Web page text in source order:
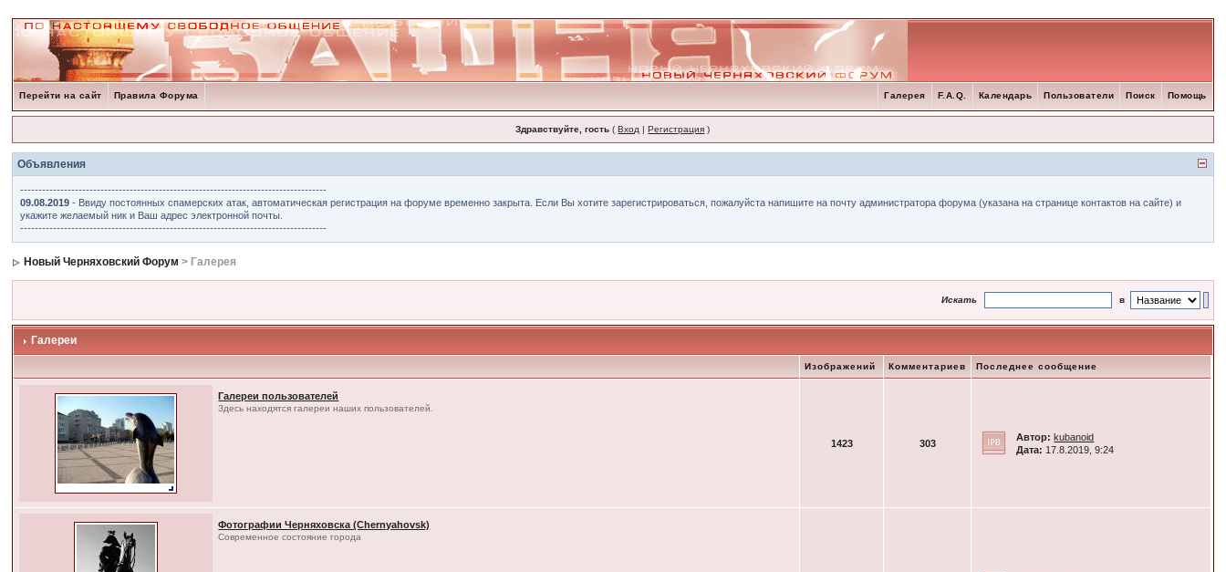
Перейти на сайт Правила Форума Помощь
Поиск
Пользователи
Календарь
F.A.Q.
Галерея
Здравствуйте, гость (Вход |Регистрация )
Объявления
------------------------------------------------------------------------------------
09.08.2019 - Ввиду постоянных спамерских атак, автоматическая регистрация на форуме временно закрыта. Если Вы хотите зарегистрироваться, пожалуйста напишите на почту администратора форума (указана на странице контактов на сайте) и
укажите желаемый ник и Ваш адрес электронной почты.
------------------------------------------------------------------------------------
Новый Черняховский Форум > Галерея
Искать в
Галереи
Изображений Комментариев Последнее сообщение
Галереи пользователей
Здесь находятся галереи наших пользователей.
1423 303
Автор: kubanoid
Дата: 17.8.2019, 9:24
Фотографии Черняховска (Chernyahovsk)
Современное состояние города